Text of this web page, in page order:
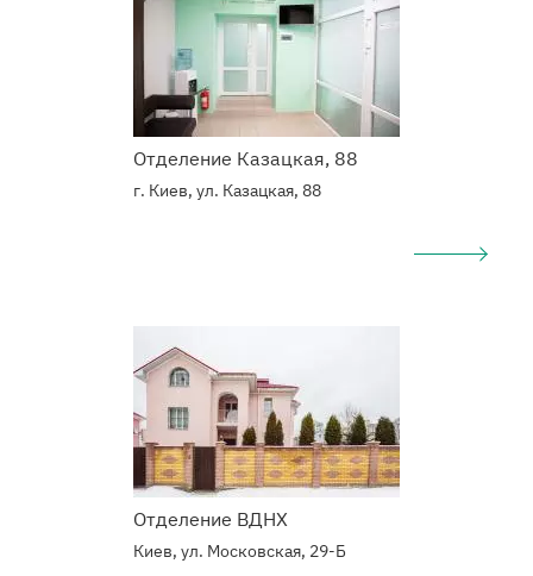
Отделение Казацкая, 88
г. Киев, ул. Казацкая, 88
Отделение ВДНХ
Киев, ул. Московская, 29-Б